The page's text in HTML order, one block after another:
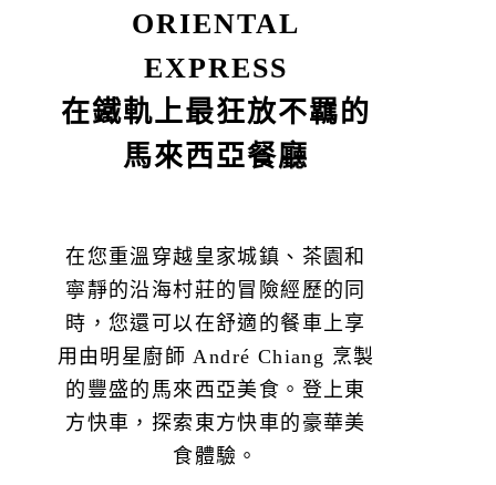
ORIENTAL
EXPRESS
在鐵軌上最狂放不羈的
馬來西亞餐廳
在您重溫穿越皇家城鎮、茶園和
寧靜的沿海村莊的冒險經歷的同
時，您還可以在舒適的餐車上享
用由明星廚師 André Chiang 烹製
的豐盛的馬來西亞美食。登上東
方快車，探索東方快車的豪華美
食體驗。